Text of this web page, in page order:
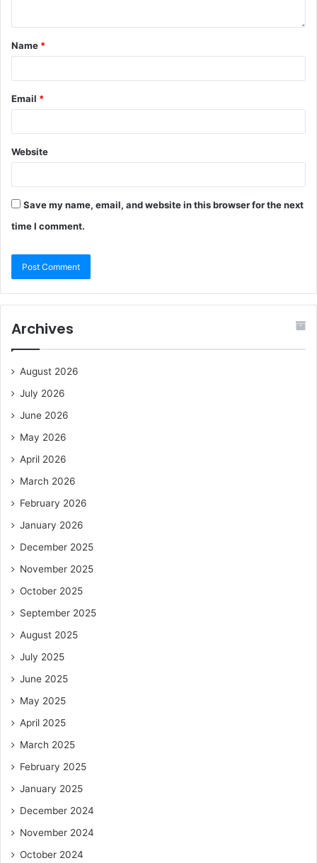
Name *
Email *
Website
Save my name, email, and website in this browser for the next
time I comment.
Archives
August 2026
July 2026
June 2026
May 2026
April 2026
March 2026
February 2026
January 2026
December 2025
November 2025
October 2025
September 2025
August 2025
July 2025
June 2025
May 2025
April 2025
March 2025
February 2025
January 2025
December 2024
November 2024
October 2024